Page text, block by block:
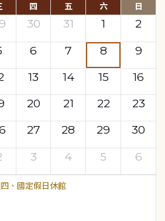
四 五 六 日
30 31 1
2
6 7 8
9
13 14 15
16
20 21 22
23
27 28 29
30
3 4 5 6
、國定假日休館